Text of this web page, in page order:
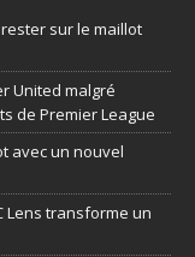
sur le maillot
United malgré
de Premier League
avec un nouvel
Lens transforme un